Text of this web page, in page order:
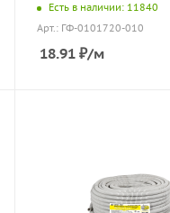
Есть в наличии: 11840
Арт.: ГФ-0101720-010
18.91₽/м